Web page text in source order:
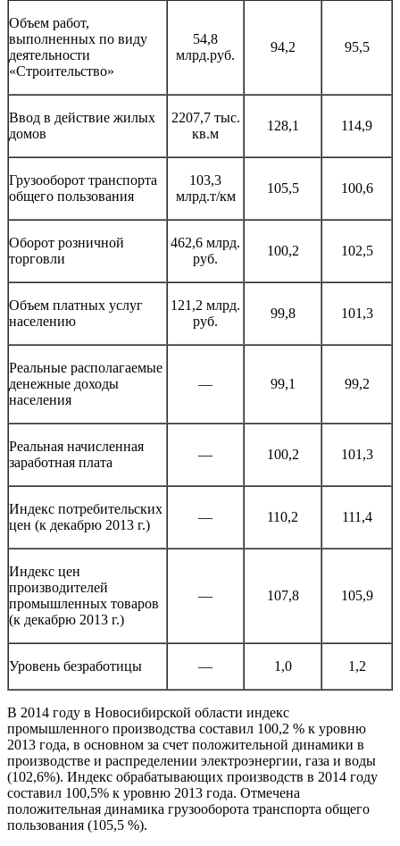
Объем работ,
выполненных по виду
деятельности
«Строительство»
54,8
млрд.руб.
94,2 95,5
Ввод в действие жилых
домов
2207,7 тыс.
кв.м
128,1 114,9
Грузооборот транспорта
общего пользования
103,3
млрд.т/км
105,5 100,6
Оборот розничной
торговли
462,6 млрд.
руб.
100,2 102,5
Объем платных услуг
населению
121,2 млрд.
руб.
99,8 101,3
Реальные располагаемые
денежные доходы
населения
— 99,1 99,2
Реальная начисленная
заработная плата
— 100,2 101,3
Индекс потребительских
цен (к декабрю 2013 г.)
— 110,2 111,4
Индекс цен
производителей
промышленных товаров
(к декабрю 2013 г.)
— 107,8 105,9
Уровень безработицы — 1,0 1,2
В 2014 году в Новосибирской области индекс
промышленного производства составил 100,2 % к уровню
2013 года, в основном за счет положительной динамики в
производстве и распределении электроэнергии, газа и воды
(102,6%). Индекс обрабатывающих производств в 2014 году
составил 100,5% к уровню 2013 года. Отмечена
положительная динамика грузооборота транспорта общего
пользования (105,5 %).